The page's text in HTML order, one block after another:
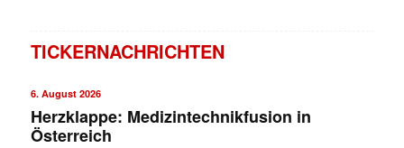
TICKERNACHRICHTEN
6. August 2026
Herzklappe: Medizintechnikfusion in
Österreich